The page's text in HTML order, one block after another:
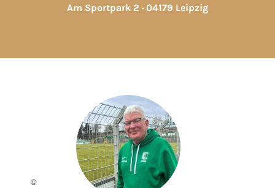
Am Sportpark 2 · 04179 Leipzig
©